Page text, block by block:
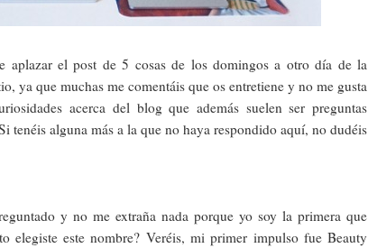
aplazar el post de 5 cosas de los domingos a otro día de la
ya que muchas me comentáis que os entretiene y no me gusta
acerca del blog que además suelen ser preguntas
tenéis alguna más a la que no haya respondido aquí, no dudéis
y no me extraña nada porque yo soy la primera que
elegiste este nombre? Veréis, mi primer impulso fue Beauty